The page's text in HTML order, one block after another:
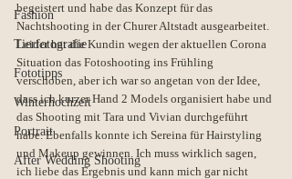
Fashion
Tierfotografie
Fototipps
Winterhochzeit
Portrait
After Wedding Shooting
begeistert und habe das Konzept für das
Nachtshooting in der Churer Altstadt ausgearbeitet.
Leider hat die Kundin wegen der aktuellen Corona
Situation das Fotoshooting ins Frühling
verschoben, aber ich war so angetan von der Idee,
dass ich kurzer Hand 2 Models organisiert habe und
das Shooting mit Tara und Vivian durchgeführt
habe. Ebenfalls konnte ich Sereina für Hairstyling
und Makeup gewinnen. Ich muss wirklich sagen,
ich liebe das Ergebnis und kann mich gar nicht